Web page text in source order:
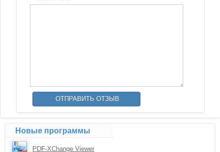
Новые программы
PDF-XChange Viewer